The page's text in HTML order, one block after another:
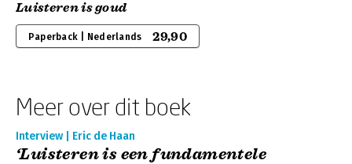
Luisteren is goud
Paperback | Nederlands 29,90
Meer over dit boek
Interview | Eric de Haan
‘Luisteren is een fundamentele